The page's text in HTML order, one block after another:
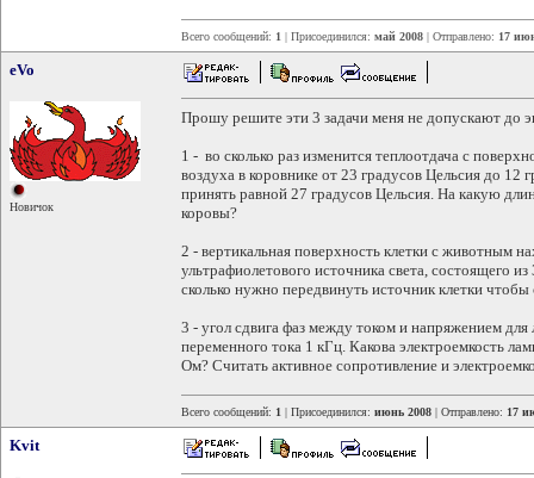
Всего сообщений: 1 | Присоединился: май 2008 | Отправлено: 17
eVo
Новичок
Прошу решите эти 3 задачи меня не допускают до
1 - во сколько раз изменится теплоотдача с
воздуха в коровнике от 23 градусов Цельсия до
принять равной 27 градусов Цельсия. На какую
коровы?
2 - вертикальная поверхность клетки с животным
ультрафиолетового источника света, состоящего
сколько нужно передвинуть источник клетки
3 - угол сдвига фаз между током и напряжением
переменного тока 1 кГц. Какова электроемкость
Ом? Считать активное сопротивление и
Всего сообщений: 1 | Присоединился: июнь 2008 | Отправлено: 17
Kvit